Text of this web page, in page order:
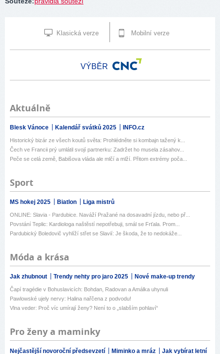
Klasická verze Mobilní verze
VÝBĚR
Aktuálně
Blesk Vánoce Kalendář svátků 2025 INFO.cz
Historický bizár ze všech koutů světa: Prohlédněte si kombajn tažený k...
Čech ve Francii prý umlátil svojí partnerku: Zadržet ho musela zásahov...
Peče se celá země, Babišova vláda ale mlčí a mlží. Přitom extrémy poča...
Sport
MS hokej 2025 Biatlon Liga mistrů
ONLINE: Slavia - Pardubice. Naváží Pražané na dosavadní jízdu, nebo př...
Povstání Teplic: Kardiologa naštěstí nepotřebuji, smál se Frťala. Prom...
Pardubický Boledovič vyhlíží střet se Slavií: Je škoda, že to nedokáže...
Móda a krása
Jak zhubnout Trendy nehty pro jaro 2025 Nové make-up trendy
Čapí tragédie v Bohuslavicích: Bohdan, Radovan a Amálka uhynuli
Pawlowské ujely nervy: Halina nařčena z podvodu!
Vlna veder: Proč víc umírají ženy? Není to o „slabším pohlaví“
Pro ženy a maminky
Nejčastější novoroční předsevzetí Miminko a mráz
Jak vybírat letní